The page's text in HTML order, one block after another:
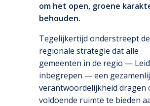
om het open, groene
behouden.
Tegelijkertijd onderstreept de
regionale strategie dat alle
gemeenten in de regio —
inbegrepen — een
verantwoordelijkheid dragen
voldoende ruimte te bieden